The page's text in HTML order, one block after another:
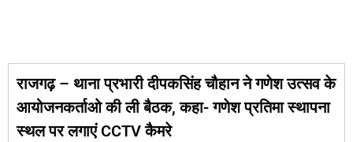
राजगढ़ – थाना प्रभारी दीपकसिंह चौहान ने गणेश उत्सव के
आयोजनकर्ताओ की ली बैठक, कहा- गणेश प्रतिमा स्थापना
स्थल पर लगाएं CCTV कैमरे